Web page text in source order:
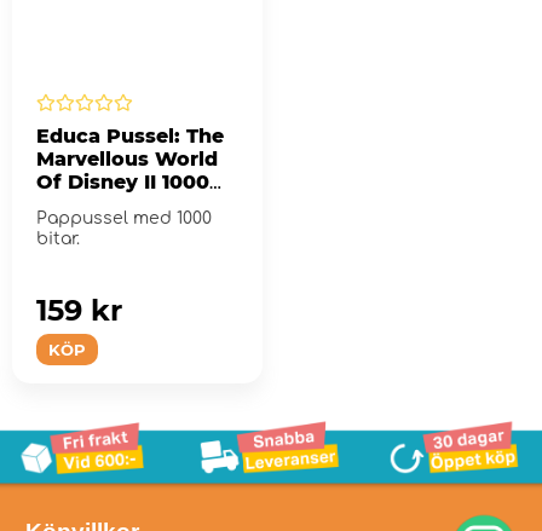
Educa Pussel: The
Marvellous World
Of Disney II 1000
Bitar
Pappussel med 1000
bitar.
KÖP
159 kr